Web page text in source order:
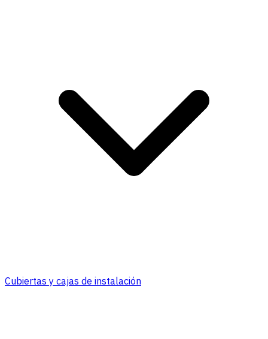
Cubiertas y cajas de instalación